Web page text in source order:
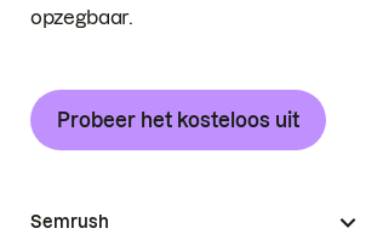
opzegbaar.
Probeer het kosteloos uit
Semrush